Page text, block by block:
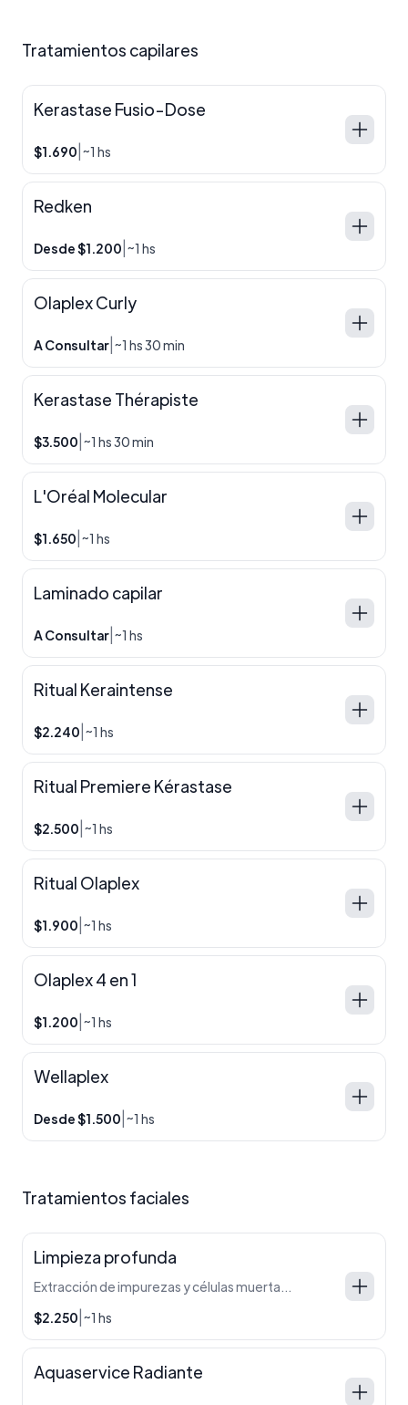
Tratamientos capilares
Kerastase Fusio-Dose
$1.690 ~1 hs
Redken
Desde $1.200 ~1 hs
Olaplex Curly
A Consultar ~1 hs 30 min
Kerastase Thérapiste
$3.500 ~1 hs 30 min
L'Oréal Molecular
$1.650 ~1 hs
Laminado capilar
A Consultar ~1 hs
Ritual Keraintense
$2.240 ~1 hs
Ritual Premiere Kérastase
$2.500 ~1 hs
Ritual Olaplex
$1.900 ~1 hs
Olaplex 4 en 1
$1.200 ~1 hs
Wellaplex
Desde $1.500 ~1 hs
Tratamientos faciales
Limpieza profunda
$2.250 ~1 hs
Aquaservice Radiante